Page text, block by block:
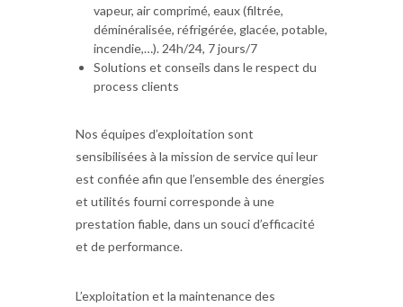
vapeur, air comprimé, eaux (filtrée,
déminéralisée, réfrigérée, glacée, potable,
incendie,…). 24h/24, 7 jours/7
Solutions et conseils dans le respect du
process clients
Nos équipes d’exploitation sont
sensibilisées à la mission de service qui leur
est confiée afin que l’ensemble des énergies
et utilités fourni corresponde à une
prestation fiable, dans un souci d’efficacité
et de performance.
L’exploitation et la maintenance des